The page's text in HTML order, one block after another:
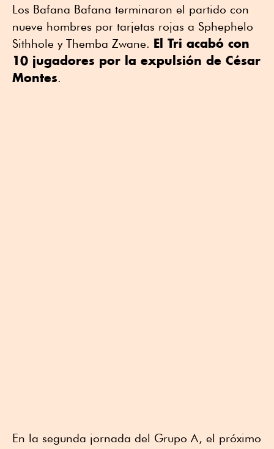
Los Bafana Bafana terminaron el partido con
nueve hombres por tarjetas rojas a Sphephelo
Sithhole y Themba Zwane. El Tri acabó con
10 jugadores por la expulsión de César
Montes.
En la segunda jornada del Grupo A, el próximo